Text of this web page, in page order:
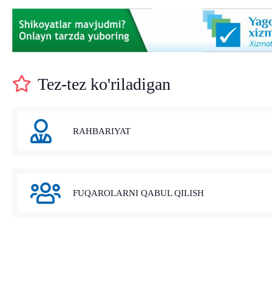
Tez-tez ko'riladigan
RAHBARIYAT
FUQAROLARNI QABUL QILISH